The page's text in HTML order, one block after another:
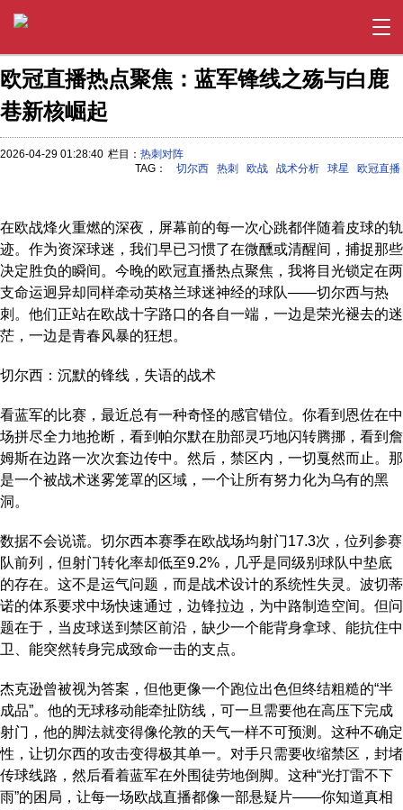
欧冠直播热点聚焦：蓝军锋线之殇与白鹿
巷新核崛起
2026-04-29 01:28:40 栏目： 热刺对阵
TAG：
切尔西 热刺 欧战 战术分析 球星 欧冠直播
在欧战烽火重燃的深夜，屏幕前的每一次心跳都伴随着皮球的轨
迹。作为资深球迷，我们早已习惯了在微醺或清醒间，捕捉那些
决定胜负的瞬间。今晚的欧冠直播热点聚焦，我将目光锁定在两
支命运迥异却同样牵动英格兰球迷神经的球队——切尔西与热
刺。他们正站在欧战十字路口的各自一端，一边是荣光褪去的迷
茫，一边是青春风暴的狂想。
切尔西：沉默的锋线，失语的战术
看蓝军的比赛，最近总有一种奇怪的感官错位。你看到恩佐在中
场拼尽全力地抢断，看到帕尔默在肋部灵巧地闪转腾挪，看到詹
姆斯在边路一次次套边传中。然后，禁区内，一切戛然而止。那
是一个被战术迷雾笼罩的区域，一个让所有努力化为乌有的黑
洞。
数据不会说谎。切尔西本赛季在欧战场均射门17.3次，位列参赛
队前列，但射门转化率却低至9.2%，几乎是同级别球队中垫底
的存在。这不是运气问题，而是战术设计的系统性失灵。波切蒂
诺的体系要求中场快速通过，边锋拉边，为中路制造空间。但问
题在于，当皮球送到禁区前沿，缺少一个能背身拿球、能抗住中
卫、能突然转身完成致命一击的支点。
杰克逊曾被视为答案，但他更像一个跑位出色但终结粗糙的“半
成品”。他的无球移动能牵扯防线，可一旦需要他在高压下完成
射门，他的脚法就变得像伦敦的天气一样不可预测。这种不确定
性，让切尔西的攻击变得极其单一。对手只需要收缩禁区，封堵
传球线路，然后看着蓝军在外围徒劳地倒脚。这种“光打雷不下
雨”的困局，让每一场欧战直播都像一部悬疑片——你知道真相